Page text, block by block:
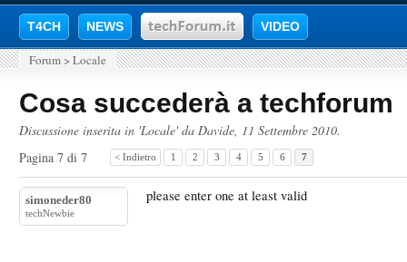
T4CH NEWS VIDEO
Forum > Locale
Cosa succederà a techforum
Discussione inserita in 'Locale' da Davide, 11 Settembre 2010.
Pagina 7 di 7
< Indietro 1 2 3 4 5 6 7
simoneder80
techNewbie
please enter one at least valid